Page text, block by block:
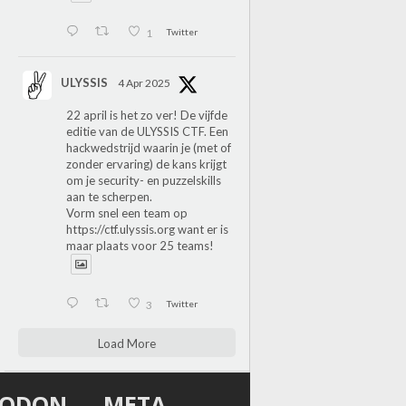
1 Twitter
ULYSSIS 4 Apr 2025
22 april is het zo ver! De vijfde
editie van de ULYSSIS CTF. Een
hackwedstrijd waarin je (met of
zonder ervaring) de kans krijgt
om je security- en puzzelskills
aan te scherpen.
Vorm snel een team op
https://ctf.ulyssis.orgwant er is
maar plaats voor 25 teams!
3 Twitter
Load More